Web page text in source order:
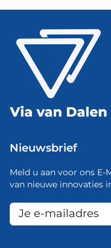
Nieuwsbrief
Meld u aan voor ons
van nieuwe innovaties